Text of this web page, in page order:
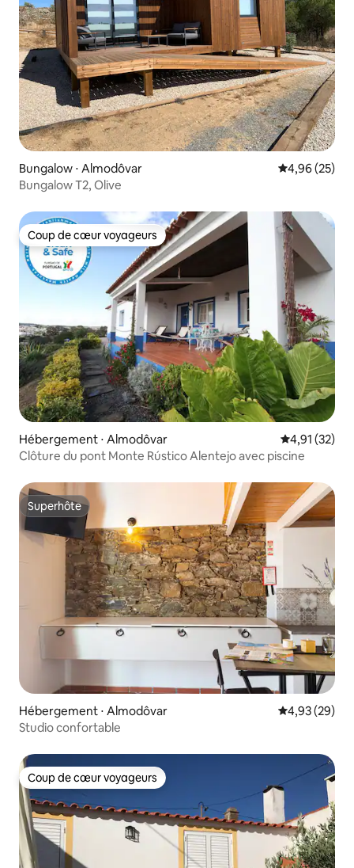
Bungalow ⋅ Almodôvar Évaluation
4,96 (25)
Bungalow T2, Olive
Coup de cœur voyageurs
Coup de cœur voyageurs
Hébergement ⋅ Almodôvar Évaluation
4,91 (32)
Clôture du pont Monte Rústico Alentejo avec piscine
Superhôte
Superhôte
Hébergement ⋅ Almodôvar Évaluation
4,93 (29)
Studio confortable
Coup de cœur voyageurs
Coup de cœur voyageurs